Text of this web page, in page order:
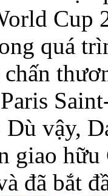
Cup
quá
chấn
vậy,
giao hữu
đã bắt